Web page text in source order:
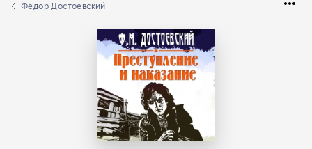
Федор Достоевский